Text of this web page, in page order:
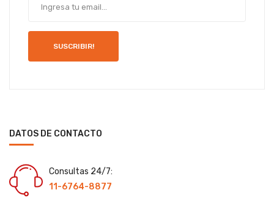
SUSCRIBIR!
DATOS DE CONTACTO
Consultas 24/7:
11-6764-8877